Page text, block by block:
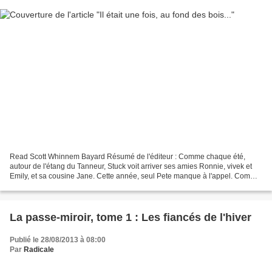
Read Scott Whinnem Bayard Résumé de l'éditeur : Comme chaque été,
autour de l'étang du Tanneur, Stuck voit arriver ses amies Ronnie, vivek et
Emily, et sa cousine Jane. Cette année, seul Pete manque à l'appel. Comme
La passe-miroir, tome 1 : Les fiancés de l'hiver
Publié le 28/08/2013 à 08:00
Par Radicale